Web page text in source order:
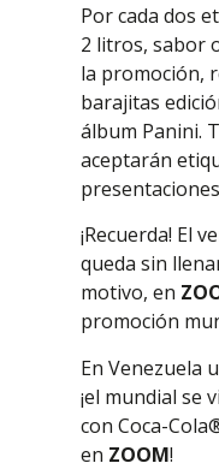
Por cada dos
2 litros, sabor
la promoción,
barajitas
álbum Panini.
aceptarán
¡Recuerda! El
queda sin
motivo, en
promoción
En Venezuela
¡el mundial se
con Coca-
en ZOOM!